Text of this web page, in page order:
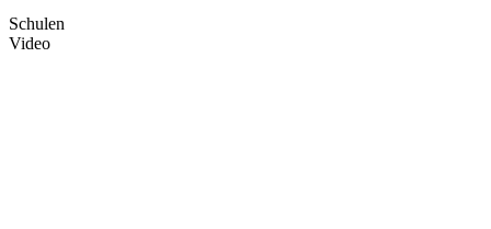
Schulen
Video